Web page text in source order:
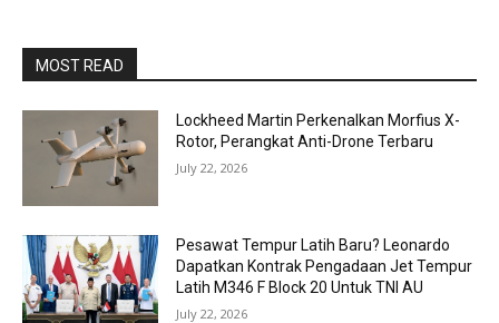
MOST READ
Lockheed Martin Perkenalkan Morfius X-
Rotor, Perangkat Anti-Drone Terbaru
July 22, 2026
Pesawat Tempur Latih Baru? Leonardo
Dapatkan Kontrak Pengadaan Jet Tempur
Latih M346 F Block 20 Untuk TNI AU
July 22, 2026